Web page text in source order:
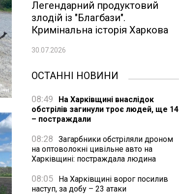
Легендарний продуктовий
злодій із "Благбази".
Кримінальна історія Харкова
30.07.2026
ОСТАННІ НОВИНИ
08:49
На Харківщині внаслідок
обстрілів загинули троє людей, ще 14
– постраждали
08:28
Загарбники обстріляли дроном
на оптоволокні цивільне авто на
Харківщині: постраждала людина
08:05
На Харківщині ворог посилив
наступ, за добу – 23 атаки